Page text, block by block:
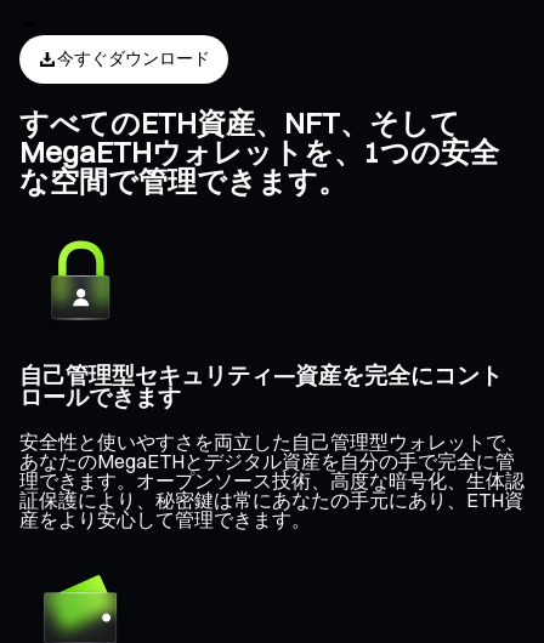
今すぐダウンロード
すべてのETH資産、NFT、そして
MegaETHウォレットを、1つの安全
な空間で管理できます。
自己管理型セキュリティ—資産を完全にコント
ロールできます
安全性と使いやすさを両立した自己管理型ウォレットで、
あなたのMegaETHとデジタル資産を自分の手で完全に管
理できます。オープンソース技術、高度な暗号化、生体認
証保護により、秘密鍵は常にあなたの手元にあり、ETH資
産をより安心して管理できます。